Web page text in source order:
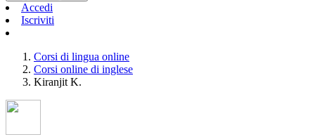
Accedi
Iscriviti
Corsi di lingua online
Corsi online di inglese
Kiranjit K.